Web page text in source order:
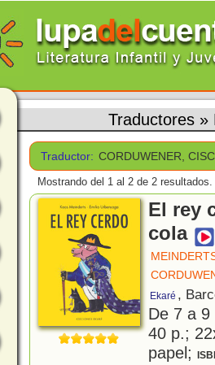
Traductores »
Traductor: CORDUWENER,
Mostrando del 1 al 2 de 2 resultados.
El rey
cola
Ekaré ,
De 7 a
40 p.;
papel;